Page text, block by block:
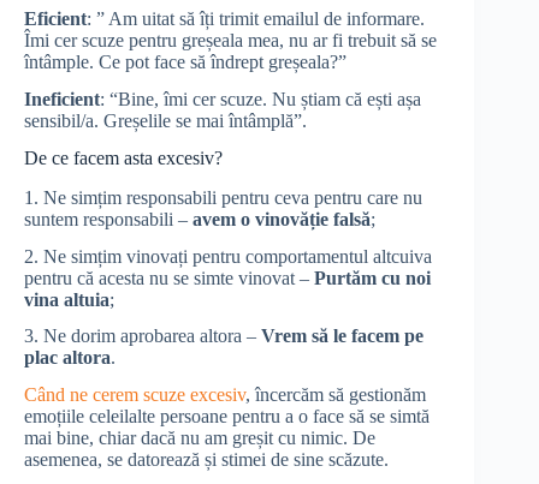
Eficient: ” Am uitat să îți trimit emailul de informare.
Îmi cer scuze pentru greșeala mea, nu ar fi trebuit să se
întâmple. Ce pot face să îndrept greșeala?”
Ineficient: “Bine, îmi cer scuze. Nu știam că ești așa
sensibil/a. Greșelile se mai întâmplă”.
De ce facem asta excesiv?
1. Ne simțim responsabili pentru ceva pentru care nu
suntem responsabili – avem o vinovăție falsă;
2. Ne simțim vinovați pentru comportamentul altcuiva
pentru că acesta nu se simte vinovat – Purtăm cu noi
vina altuia;
3. Ne dorim aprobarea altora – Vrem să le facem pe
plac altora.
Când ne cerem scuze excesiv, încercăm să gestionăm
emoțiile celeilalte persoane pentru a o face să se simtă
mai bine, chiar dacă nu am greșit cu nimic. De
asemenea, se datorează și stimei de sine scăzute.